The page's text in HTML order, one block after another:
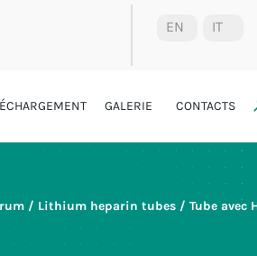
EN IT
GALERIE CONTACTS
/ Lithium heparin tubes / Tube avec